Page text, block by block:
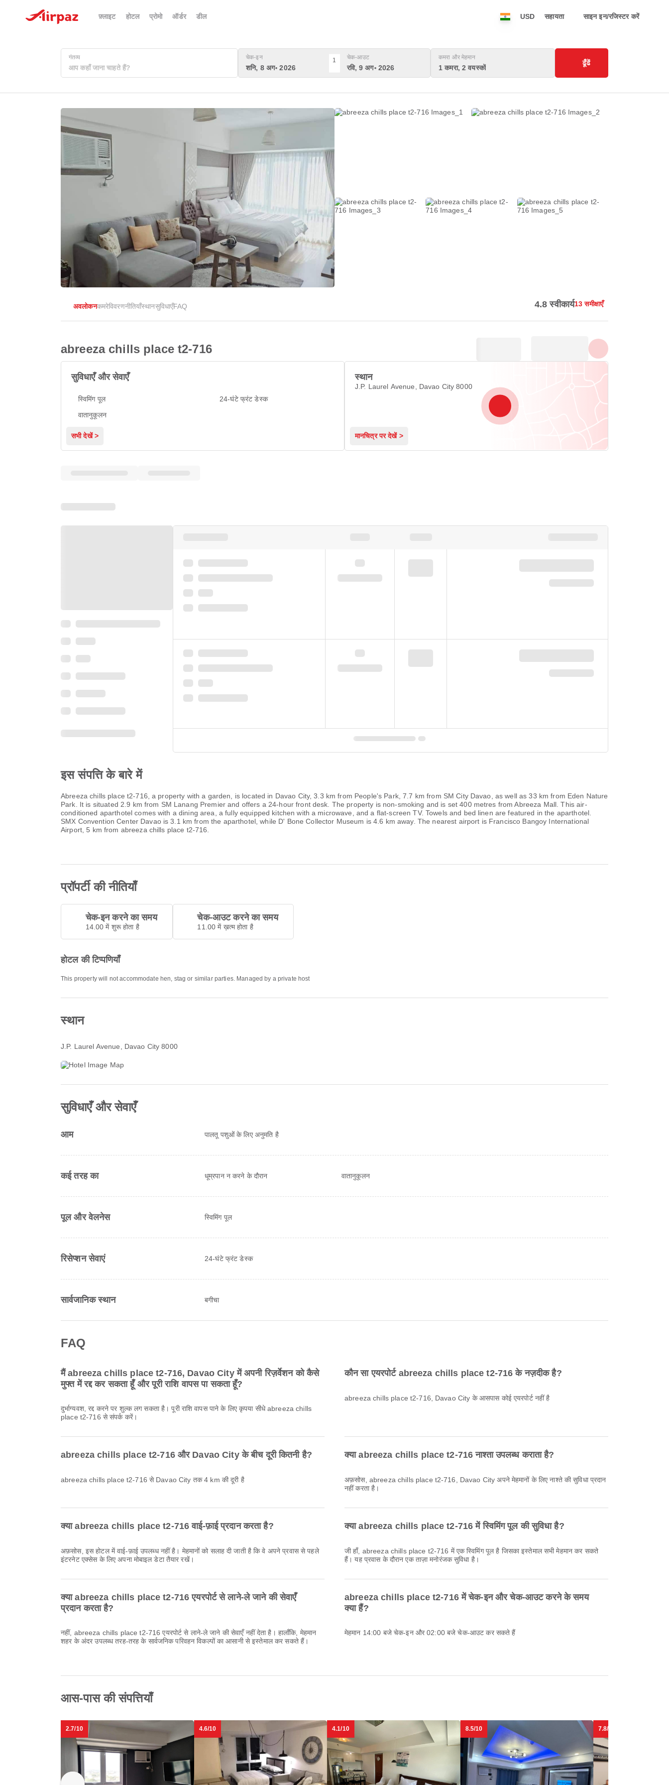
फ़्लाइट होटल प्रोमो ऑर्डर डील USD सहायता साइन इन/रजिस्टर करें
गंतव्य चेक-इन
शनि, 8 अग॰ 2026
1 चेक-आउट
रवि, 9 अग॰ 2026
कमरा और मेहमान
1 कमरा, 2 वयस्कों
ढूँढें
अवलोकनकमरेविवरणनीतियाँस्थानसुविधाएँFAQ 4.8 स्वीकार्य13 समीक्षाएँ
abreeza chills place t2-716
सुविधाएँ और सेवाएँ
स्विमिंग पूल
24-घंटे फ्रंट डेस्क
वातानुकूलन
सभी देखें >
स्थान
J.P. Laurel Avenue, Davao City 8000
मानचित्र पर देखें >
इस संपत्ति के बारे में
Abreeza chills place t2-716, a property with a garden, is located in Davao City, 3.3 km from People's Park, 7.7 km from SM City Davao, as well as 33 km from Eden Nature
Park. It is situated 2.9 km from SM Lanang Premier and offers a 24-hour front desk. The property is non-smoking and is set 400 metres from Abreeza Mall. This air-
conditioned aparthotel comes with a dining area, a fully equipped kitchen with a microwave, and a flat-screen TV. Towels and bed linen are featured in the aparthotel.
SMX Convention Center Davao is 3.1 km from the aparthotel, while D' Bone Collector Museum is 4.6 km away. The nearest airport is Francisco Bangoy International
Airport, 5 km from abreeza chills place t2-716.
प्रॉपर्टी की नीतियाँ
चेक-इन करने का समय
14.00 में शुरू होता है
चेक-आउट करने का समय
11.00 में ख़त्म होता है
होटल की टिप्पणियाँ
This property will not accommodate hen, stag or similar parties. Managed by a private host
स्थान
J.P. Laurel Avenue , Davao City 8000
सुविधाएँ और सेवाएँ
आम पालतू पशुओं के लिए अनुमति है
कई तरह का धूम्रपान न करने के दौरान वातानुकूलन
पूल और वेलनेस स्विमिंग पूल
रिसेप्शन सेवाएं 24-घंटे फ्रंट डेस्क
सार्वजानिक स्थान बगीचा
FAQ
मैं abreeza chills place t2-716, Davao City में अपनी रिज़र्वेशन को कैसे
मुफ्त में रद्द कर सकता हूँ और पूरी राशि वापस पा सकता हूँ?
दुर्भाग्यवश, रद्द करने पर शुल्क लग सकता है। पूरी राशि वापस पाने के लिए कृपया सीधे abreeza chills
place t2-716 से संपर्क करें।
कौन सा एयरपोर्ट abreeza chills place t2-716 के नज़दीक है?
abreeza chills place t2-716, Davao City के आसपास कोई एयरपोर्ट नहीं है
abreeza chills place t2-716 और Davao City के बीच दूरी कितनी है?
abreeza chills place t2-716 से Davao City तक 4 km की दूरी है
क्या abreeza chills place t2-716 नाश्ता उपलब्ध कराता है?
अफ़सोस, abreeza chills place t2-716, Davao City अपने मेहमानों के लिए नाश्ते की सुविधा प्रदान
नहीं करता है।
क्या abreeza chills place t2-716 वाई-फ़ाई प्रदान करता है?
अफ़सोस, इस होटल में वाई-फ़ाई उपलब्ध नहीं है। मेहमानों को सलाह दी जाती है कि वे अपने प्रवास से पहले
इंटरनेट एक्सेस के लिए अपना मोबाइल डेटा तैयार रखें।
क्या abreeza chills place t2-716 में स्विमिंग पूल की सुविधा है?
जी हाँ, abreeza chills place t2-716 में एक स्विमिंग पूल है जिसका इस्तेमाल सभी मेहमान कर सकते
हैं। यह प्रवास के दौरान एक ताज़ा मनोरंजक सुविधा है।
क्या abreeza chills place t2-716 एयरपोर्ट से लाने-ले जाने की सेवाएँ
प्रदान करता है?
नहीं, abreeza chills place t2-716 एयरपोर्ट से लाने-ले जाने की सेवाएँ नहीं देता है। हालाँकि, मेहमान
शहर के अंदर उपलब्ध तरह-तरह के सार्वजनिक परिवहन विकल्पों का आसानी से इस्तेमाल कर सकते हैं।
abreeza chills place t2-716 में चेक-इन और चेक-आउट करने के समय
क्या हैं?
मेहमान 14:00 बजे चेक-इन और 02:00 बजे चेक-आउट कर सकते हैं
आस-पास की संपत्तियाँ
2.7/10 4.6/10 4.1/10 8.5/10 7.8/10